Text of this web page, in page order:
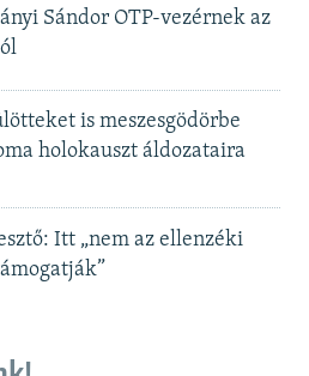
Sándor OTP-vezérnek az
is meszesgödörbe
holokauszt áldozataira
Itt „nem az ellenzéki